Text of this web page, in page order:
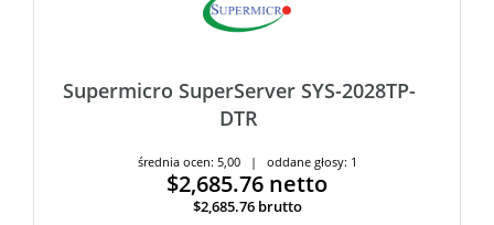
Supermicro SuperServer SYS-2028TP-
DTR
średnia ocen: 5,00 | oddane głosy: 1
$2,685.76 netto
$2,685.76 brutto